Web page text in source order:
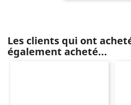
Les clients qui ont
également acheté...